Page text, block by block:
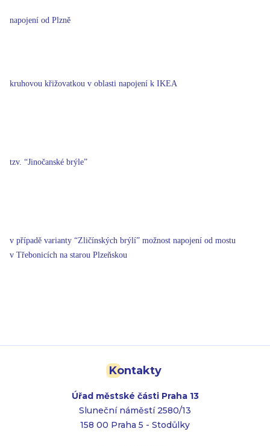
napojení od Plzně
kruhovou křižovatkou v oblasti napojení k IKEA
tzv. “Jinočanské brýle”
v případě varianty “Zličínských brýlí” možnost napojení od mostu
v Třebonicích na starou Plzeňskou
Kontakty
Úřad městské části Praha 13
Sluneční náměstí 2580/13
158 00 Praha 5 - Stodůlky